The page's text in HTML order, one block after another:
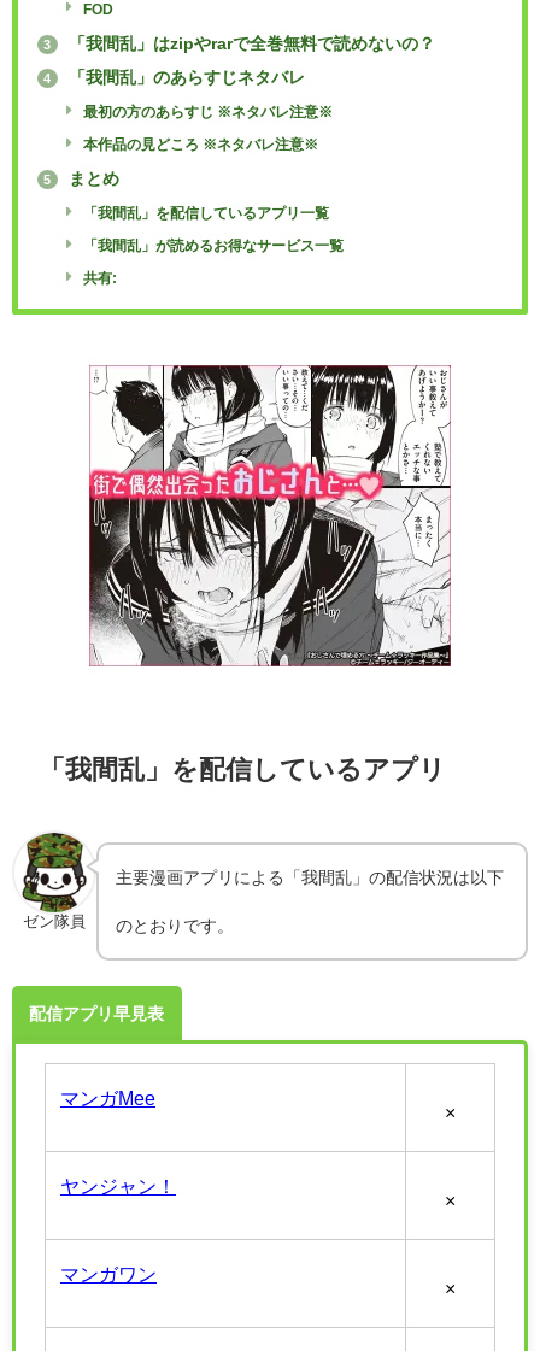
FOD
3 「我間乱」はzipやrarで全巻無料で読めないの？
4 「我間乱」のあらすじネタバレ
最初の方のあらすじ ※ネタバレ注意※
本作品の見どころ ※ネタバレ注意※
5 まとめ
「我間乱」を配信しているアプリ一覧
「我間乱」が読めるお得なサービス一覧
共有:
「我間乱」を配信しているアプリ
ゼン隊員
主要漫画アプリによる「我間乱」の配信状況は以下
のとおりです。
配信アプリ早見表
マンガMee
×
ヤンジャン！
×
マンガワン
×